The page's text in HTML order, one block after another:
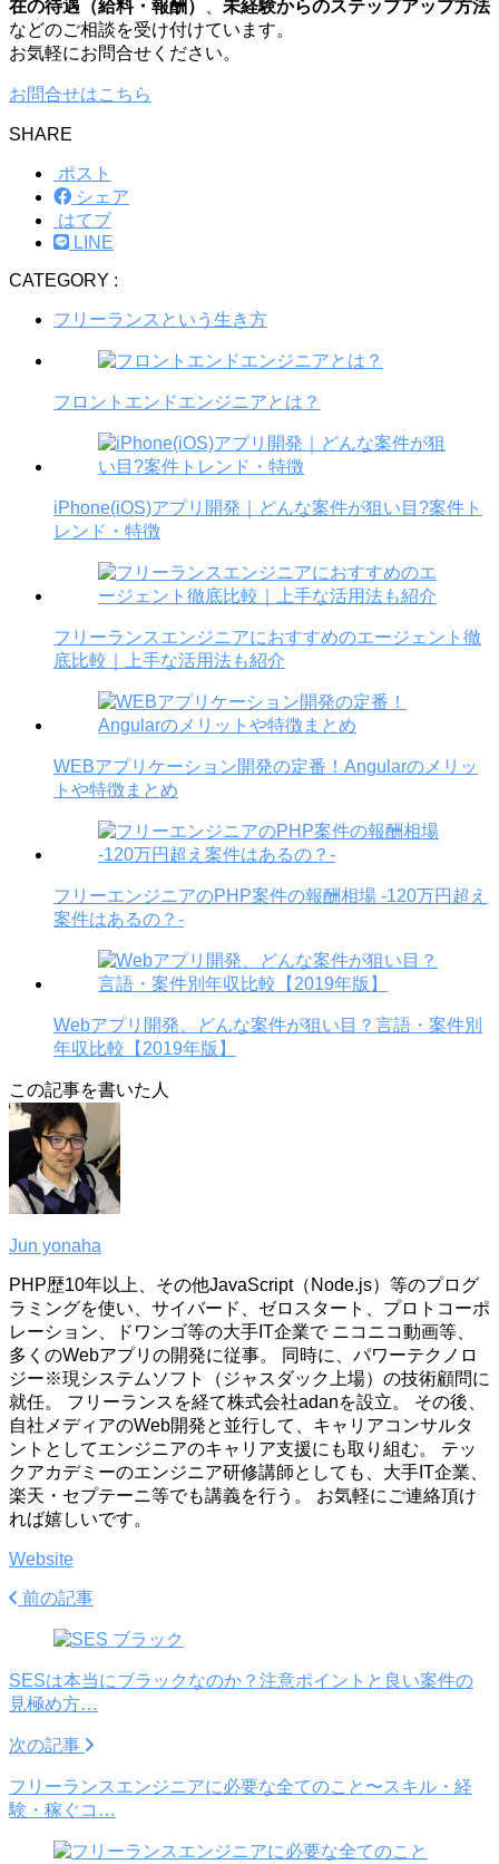
在の待遇（給料・報酬）
未経験からのステップアップ方法
などのご相談を受け付けています。
お気軽にお問合せください。
お問合せはこちら
SHARE
ポスト
シェア
はてブ
LINE
CATEGORY :
フリーランスという生き方
フロントエンドエンジニアとは？
iPhone(iOS)アプリ開発｜どんな案件が狙い目?案件ト
レンド・特徴
フリーランスエンジニアにおすすめのエージェント徹
底比較｜上手な活用法も紹介
WEBアプリケーション開発の定番！Angularのメリッ
トや特徴まとめ
フリーエンジニアのPHP案件の報酬相場 -120万円超え
案件はあるの？-
Webアプリ開発、どんな案件が狙い目？言語・案件別
年収比較【2019年版】
この記事を書いた人
Jun yonaha
PHP歴10年以上、その他JavaScript（Node.js）等のプログ
ラミングを使い、サイバード、ゼロスタート、プロトコーポ
レーション、ドワンゴ等の大手IT企業で ニコニコ動画等、
多くのWebアプリの開発に従事。 同時に、パワーテクノロ
ジー※現システムソフト（ジャスダック上場）の技術顧問に
就任。 フリーランスを経て株式会社adanを設立。 その後、
自社メディアのWeb開発と並行して、キャリアコンサルタ
ントとしてエンジニアのキャリア支援にも取り組む。 テッ
クアカデミーのエンジニア研修講師としても、大手IT企業、
楽天・セプテーニ等でも講義を行う。 お気軽にご連絡頂け
れば嬉しいです。
Website
前の記事
SESは本当にブラックなのか？注意ポイントと良い案件の
見極め方…
次の記事
フリーランスエンジニアに必要な全てのこと〜スキル・経
験・稼ぐコ…